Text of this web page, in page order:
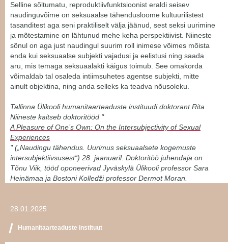
28.01.2025
Humanitaarteaduste instituut
Selline sõltumatu, reproduktiivfunktsioonist eraldi seisev
naudinguvõime on seksuaalse tähendusloome kultuurilistest
tasanditest aga seni praktiliselt välja jäänud, sest seksi uurimine
ja mõtestamine on lähtunud mehe keha perspektiivist. Niineste
sõnul on aga just naudingul suurim roll inimese võimes mõista
enda kui seksuaalse subjekti vajadusi ja eelistusi ning saada
aru, mis temaga seksuaalakti käigus toimub. See omakorda
võimaldab tal osaleda intiimsuhetes agentse subjekti, mitte
ainult objektina, ning anda selleks ka teadva nõusoleku.
Tallinna Ülikooli humanitaarteaduste instituudi doktorant Rita
Niineste kaitseb doktoritööd "
A Pleasure of One’s Own: On the Intersubjectivity of Sexual
Experiences
" („Naudingu tähendus. Uurimus seksuaalsete kogemuste
intersubjektiivsusest“) 28. jaanuaril. Doktoritöö juhendaja on
Tõnu Viik, tööd oponeerivad Jyväskylä Ülikooli professor Sara
Heinämaa ja Bostoni Kolledži professor Dermot Moran.